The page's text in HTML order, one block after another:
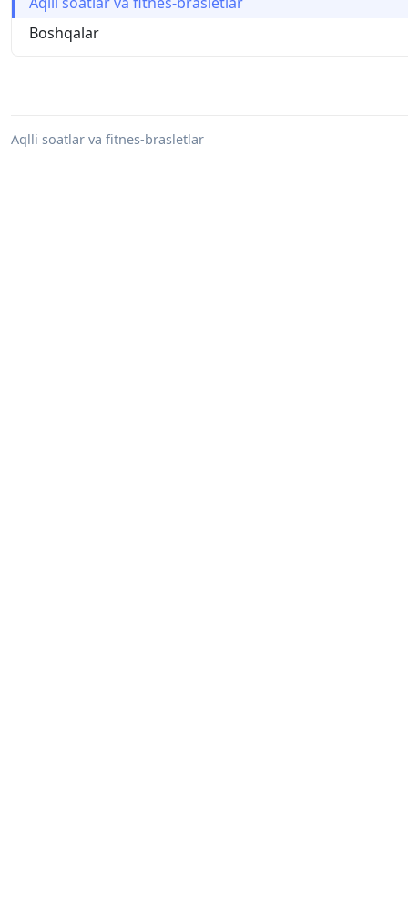
Boshqalar
Aqlli soatlar va fitnes-brasletlar